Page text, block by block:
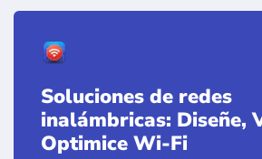
Soluciones de redes
inalámbricas: Diseñe,
Optimice Wi-Fi